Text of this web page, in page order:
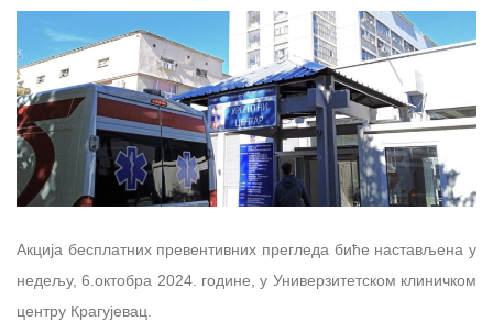
Акција бесплатних превентивних прегледа биће настављена у
недељу, 6.октобра 2024. године, у Универзитетском клиничком
центру Крагујевац.